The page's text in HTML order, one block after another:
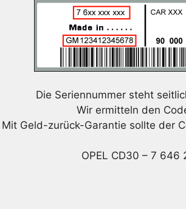
Die Seriennummer steht
Wir ermitteln den
Mit Geld-zurück-Garantie sollte der
OPEL CD30 – 7 646